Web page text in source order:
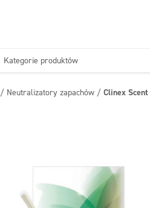
Kategorie produktów
Firmy sprzątające
/ Neutralizatory zapachów / Clinex